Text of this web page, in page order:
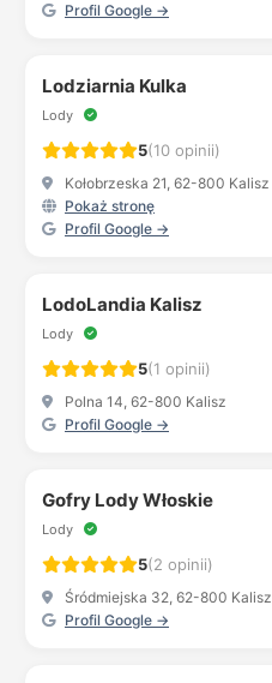
Profil Google →
Lodziarnia Kulka
Lody
5(10 opinii)
Kołobrzeska 21, 62-800 Kalisz
Pokaż stronę
Profil Google →
LodoLandia Kalisz
Lody
5(1 opinii)
Polna 14, 62-800 Kalisz
Profil Google →
Gofry Lody Włoskie
Lody
5(2 opinii)
Śródmiejska 32, 62-800 Kalisz
Profil Google →